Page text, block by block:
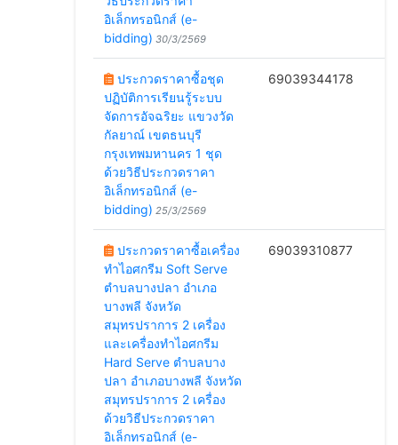
อิเล็กทรอนิกส์ (e-
bidding) 30/3/2569
ประกวดราคาซื้อชุด
ปฏิบัติการเรียนรู้ระบบ
จัดการอัจฉริยะ แขวงวัด
กัลยาณ์ เขตธนบุรี
กรุงเทพมหานคร 1 ชุด
ด้วยวิธีประกวดราคา
อิเล็กทรอนิกส์ (e-
bidding) 25/3/2569
69039344178
ประกวดราคาซื้อเครื่อง
ทำไอศกรีม Soft Serve
ตำบลบางปลา อำเภอ
บางพลี จังหวัด
สมุทรปราการ 2 เครื่อง
และเครื่องทำไอศกรีม
Hard Serve ตำบลบาง
ปลา อำเภอบางพลี จังหวัด
สมุทรปราการ 2 เครื่อง
ด้วยวิธีประกวดราคา
อิเล็กทรอนิกส์ (e-
69039310877